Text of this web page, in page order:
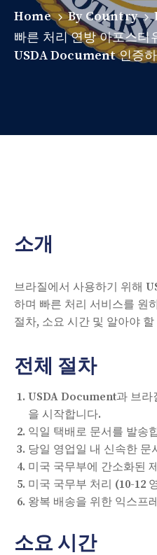
Home By Country
빠른 처리 연방 아포스티
USDA Document 인증
소개
브라질에서 사용하기 위해
하며 빠른 처리 서비스를 원
절차, 소요 시간 및 알아야
전체 절차
USDA Document과 브라
을 시작합니다.
익일 택배로 문서를 발송
당일 영업일 내 신속한 문
미국 국무부에 간소화된
미국 국무부 처리 (10-12
왕복 배송을 위한 익스프
소요 시간